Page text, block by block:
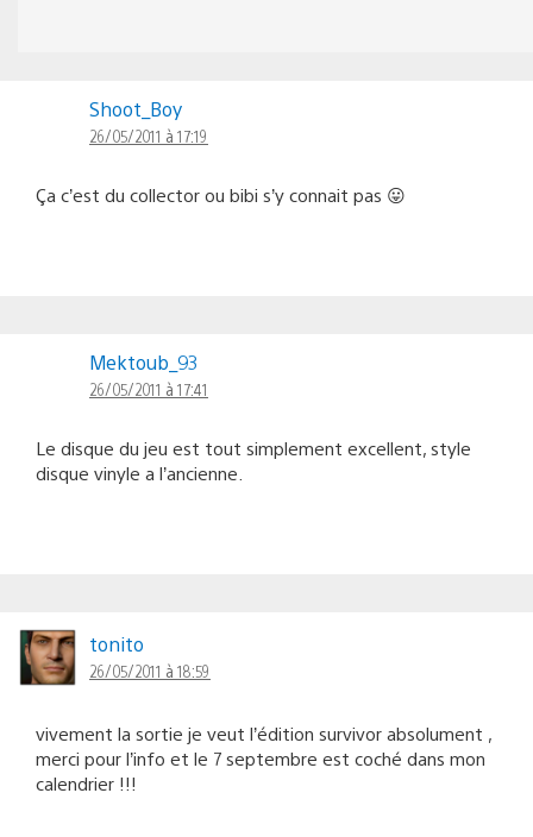
Shoot_Boy
26/05/2011 à 17:19
Ça c’est du collector ou bibi s’y connait pas 😛
Mektoub_93
26/05/2011 à 17:41
Le disque du jeu est tout simplement excellent, style
disque vinyle a l’ancienne.
tonito
26/05/2011 à 18:59
vivement la sortie je veut l’édition survivor absolument ,
merci pour l’info et le 7 septembre est coché dans mon
calendrier !!!